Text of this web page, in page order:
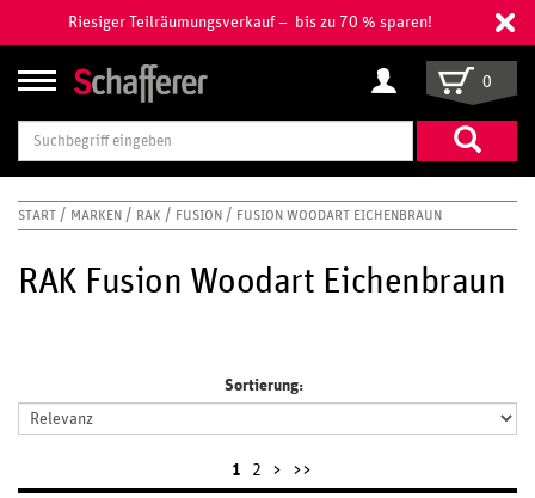
Riesiger Teilräumungsverkauf – bis zu 70 % sparen!
Suchbegriff
eingeben
0
START MARKEN RAK FUSION FUSION WOODART EICHENBRAUN
RAK Fusion Woodart Eichenbraun
Sortierung:
1 2 > >>